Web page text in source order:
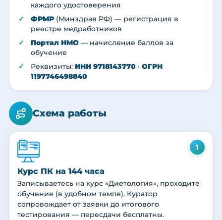
каждого удостоверения
ФРМР (Минздрав РФ) — регистрация в
реестре медработников
Портал НМО — начисление баллов за
обучение
Реквизиты: ИНН 9718143770 · ОГРН
1197746498840
Схема работы
1
Курс ПК на 144 часа
Записываетесь на курс «Диетология», проходите
обучение (в удобном темпе). Куратор
сопровождает от заявки до итогового
тестирования — пересдачи бесплатны.